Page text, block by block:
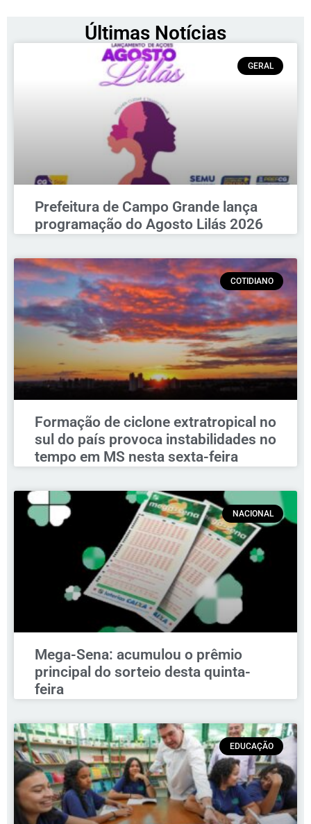
Últimas Notícias
GERAL
Prefeitura de Campo Grande lança
programação do Agosto Lilás 2026
COTIDIANO
Formação de ciclone extratropical no
sul do país provoca instabilidades no
tempo em MS nesta sexta-feira
NACIONAL
Mega-Sena: acumulou o prêmio
principal do sorteio desta quinta-
feira
EDUCAÇÃO